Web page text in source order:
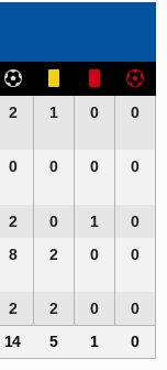
2 1 0 0
0 0 0 0
2 0 1
0
8 2 0 0
2 2 0
0
14 5 1 0